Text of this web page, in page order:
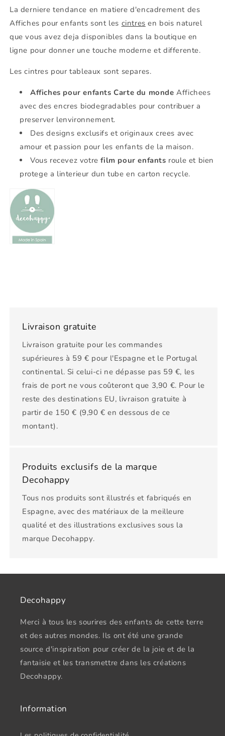
La derniere tendance en matiere d'encadrement des
Affiches pour enfants sont les cintres en bois naturel
que vous avez deja disponibles dans la boutique en
ligne pour donner une touche moderne et differente.
Les cintres pour tableaux sont separes.
Affiches pour enfants Carte du monde Affichees
avec des encres biodegradables pour contribuer a
preserver lenvironnement.
Des designs exclusifs et originaux crees avec
amour et passion pour les enfants de la maison.
Vous recevez votrefilm pour enfants roule et bien
protege a linterieur dun tube en carton recycle.
Livraison gratuite
Livraison gratuite pour les commandes
supérieures à 59 € pour l'Espagne et le Portugal
continental. Si celui-ci ne dépasse pas 59 €, les
frais de port ne vous coûteront que 3,90 €. Pour le
reste des destinations EU, livraison gratuite à
partir de 150 € (9,90 € en dessous de ce
montant).
Produits exclusifs de la marque
Decohappy
Tous nos produits sont illustrés et fabriqués en
Espagne, avec des matériaux de la meilleure
qualité et des illustrations exclusives sous la
marque Decohappy.
Decohappy
Merci à tous les sourires des enfants de cette terre
et des autres mondes. Ils ont été une grande
source d'inspiration pour créer de la joie et de la
fantaisie et les transmettre dans les créations
Decohappy.
Information